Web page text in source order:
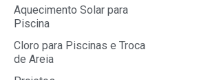
Aquecimento Solar para
Piscina
Cloro para Piscinas e Troca
de Areia